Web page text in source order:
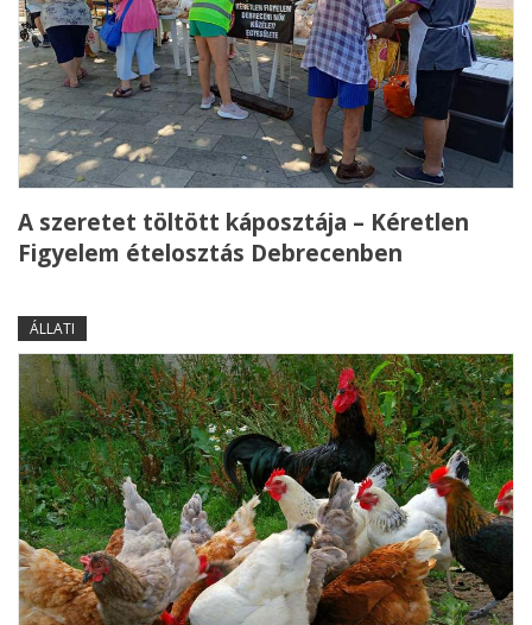
A szeretet töltött káposztája – Kéretlen
Figyelem ételosztás Debrecenben
ÁLLATI